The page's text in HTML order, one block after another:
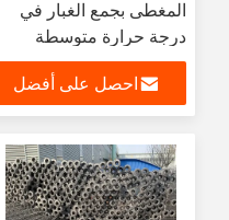
المغطى بجمع الغبار في
درجة حرارة متوسطة
تنظيف سهل
احصل على أفضل